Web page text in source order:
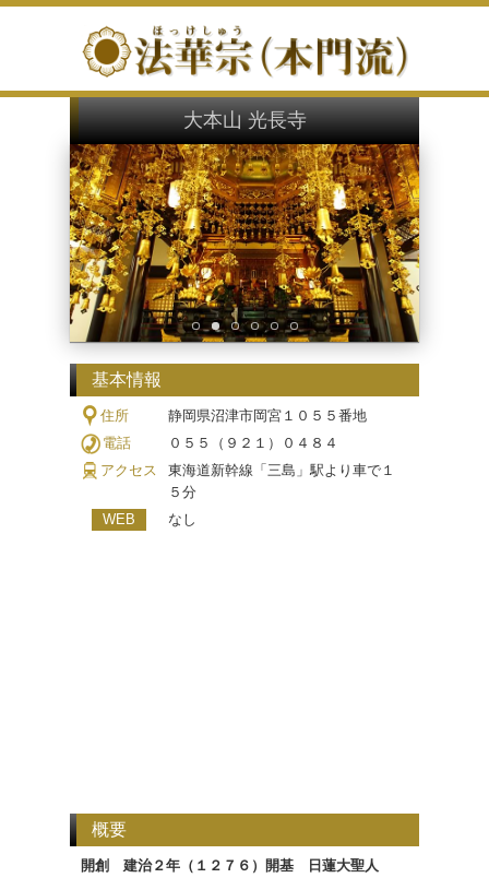
大本山 光長寺
基本情報
住所
静岡県沼津市岡宮１０５５番地
電話
０５５（９２１）０４８４
アクセス
東海道新幹線「三島」駅より車で１
５分
WEB
なし
概要
開創 建治２年（１２７６）開基 日蓮大聖人